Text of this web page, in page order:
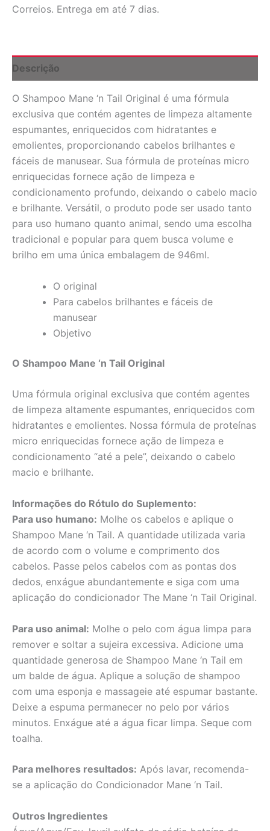
Correios. Entrega em até 7 dias.
Descrição
O Shampoo Mane ‘n Tail Original é uma fórmula
exclusiva que contém agentes de limpeza altamente
espumantes, enriquecidos com hidratantes e
emolientes, proporcionando cabelos brilhantes e
fáceis de manusear. Sua fórmula de proteínas micro
enriquecidas fornece ação de limpeza e
condicionamento profundo, deixando o cabelo macio
e brilhante. Versátil, o produto pode ser usado tanto
para uso humano quanto animal, sendo uma escolha
tradicional e popular para quem busca volume e
brilho em uma única embalagem de 946ml.
O original
Para cabelos brilhantes e fáceis de
manusear
Objetivo
O Shampoo Mane ‘n Tail Original
Uma fórmula original exclusiva que contém agentes
de limpeza altamente espumantes, enriquecidos com
hidratantes e emolientes. Nossa fórmula de proteínas
micro enriquecidas fornece ação de limpeza e
condicionamento “até a pele”, deixando o cabelo
macio e brilhante.
Informações do Rótulo do Suplemento:
Para uso humano: Molhe os cabelos e aplique o
Shampoo Mane ‘n Tail. A quantidade utilizada varia
de acordo com o volume e comprimento dos
cabelos. Passe pelos cabelos com as pontas dos
dedos, enxágue abundantemente e siga com uma
aplicação do condicionador The Mane ‘n Tail Original.
Para uso animal: Molhe o pelo com água limpa para
remover e soltar a sujeira excessiva. Adicione uma
quantidade generosa de Shampoo Mane ‘n Tail em
um balde de água. Aplique a solução de shampoo
com uma esponja e massageie até espumar bastante.
Deixe a espuma permanecer no pelo por vários
minutos. Enxágue até a água ficar limpa. Seque com
toalha.
Para melhores resultados: Após lavar, recomenda-
se a aplicação do Condicionador Mane ‘n Tail.
Outros Ingredientes